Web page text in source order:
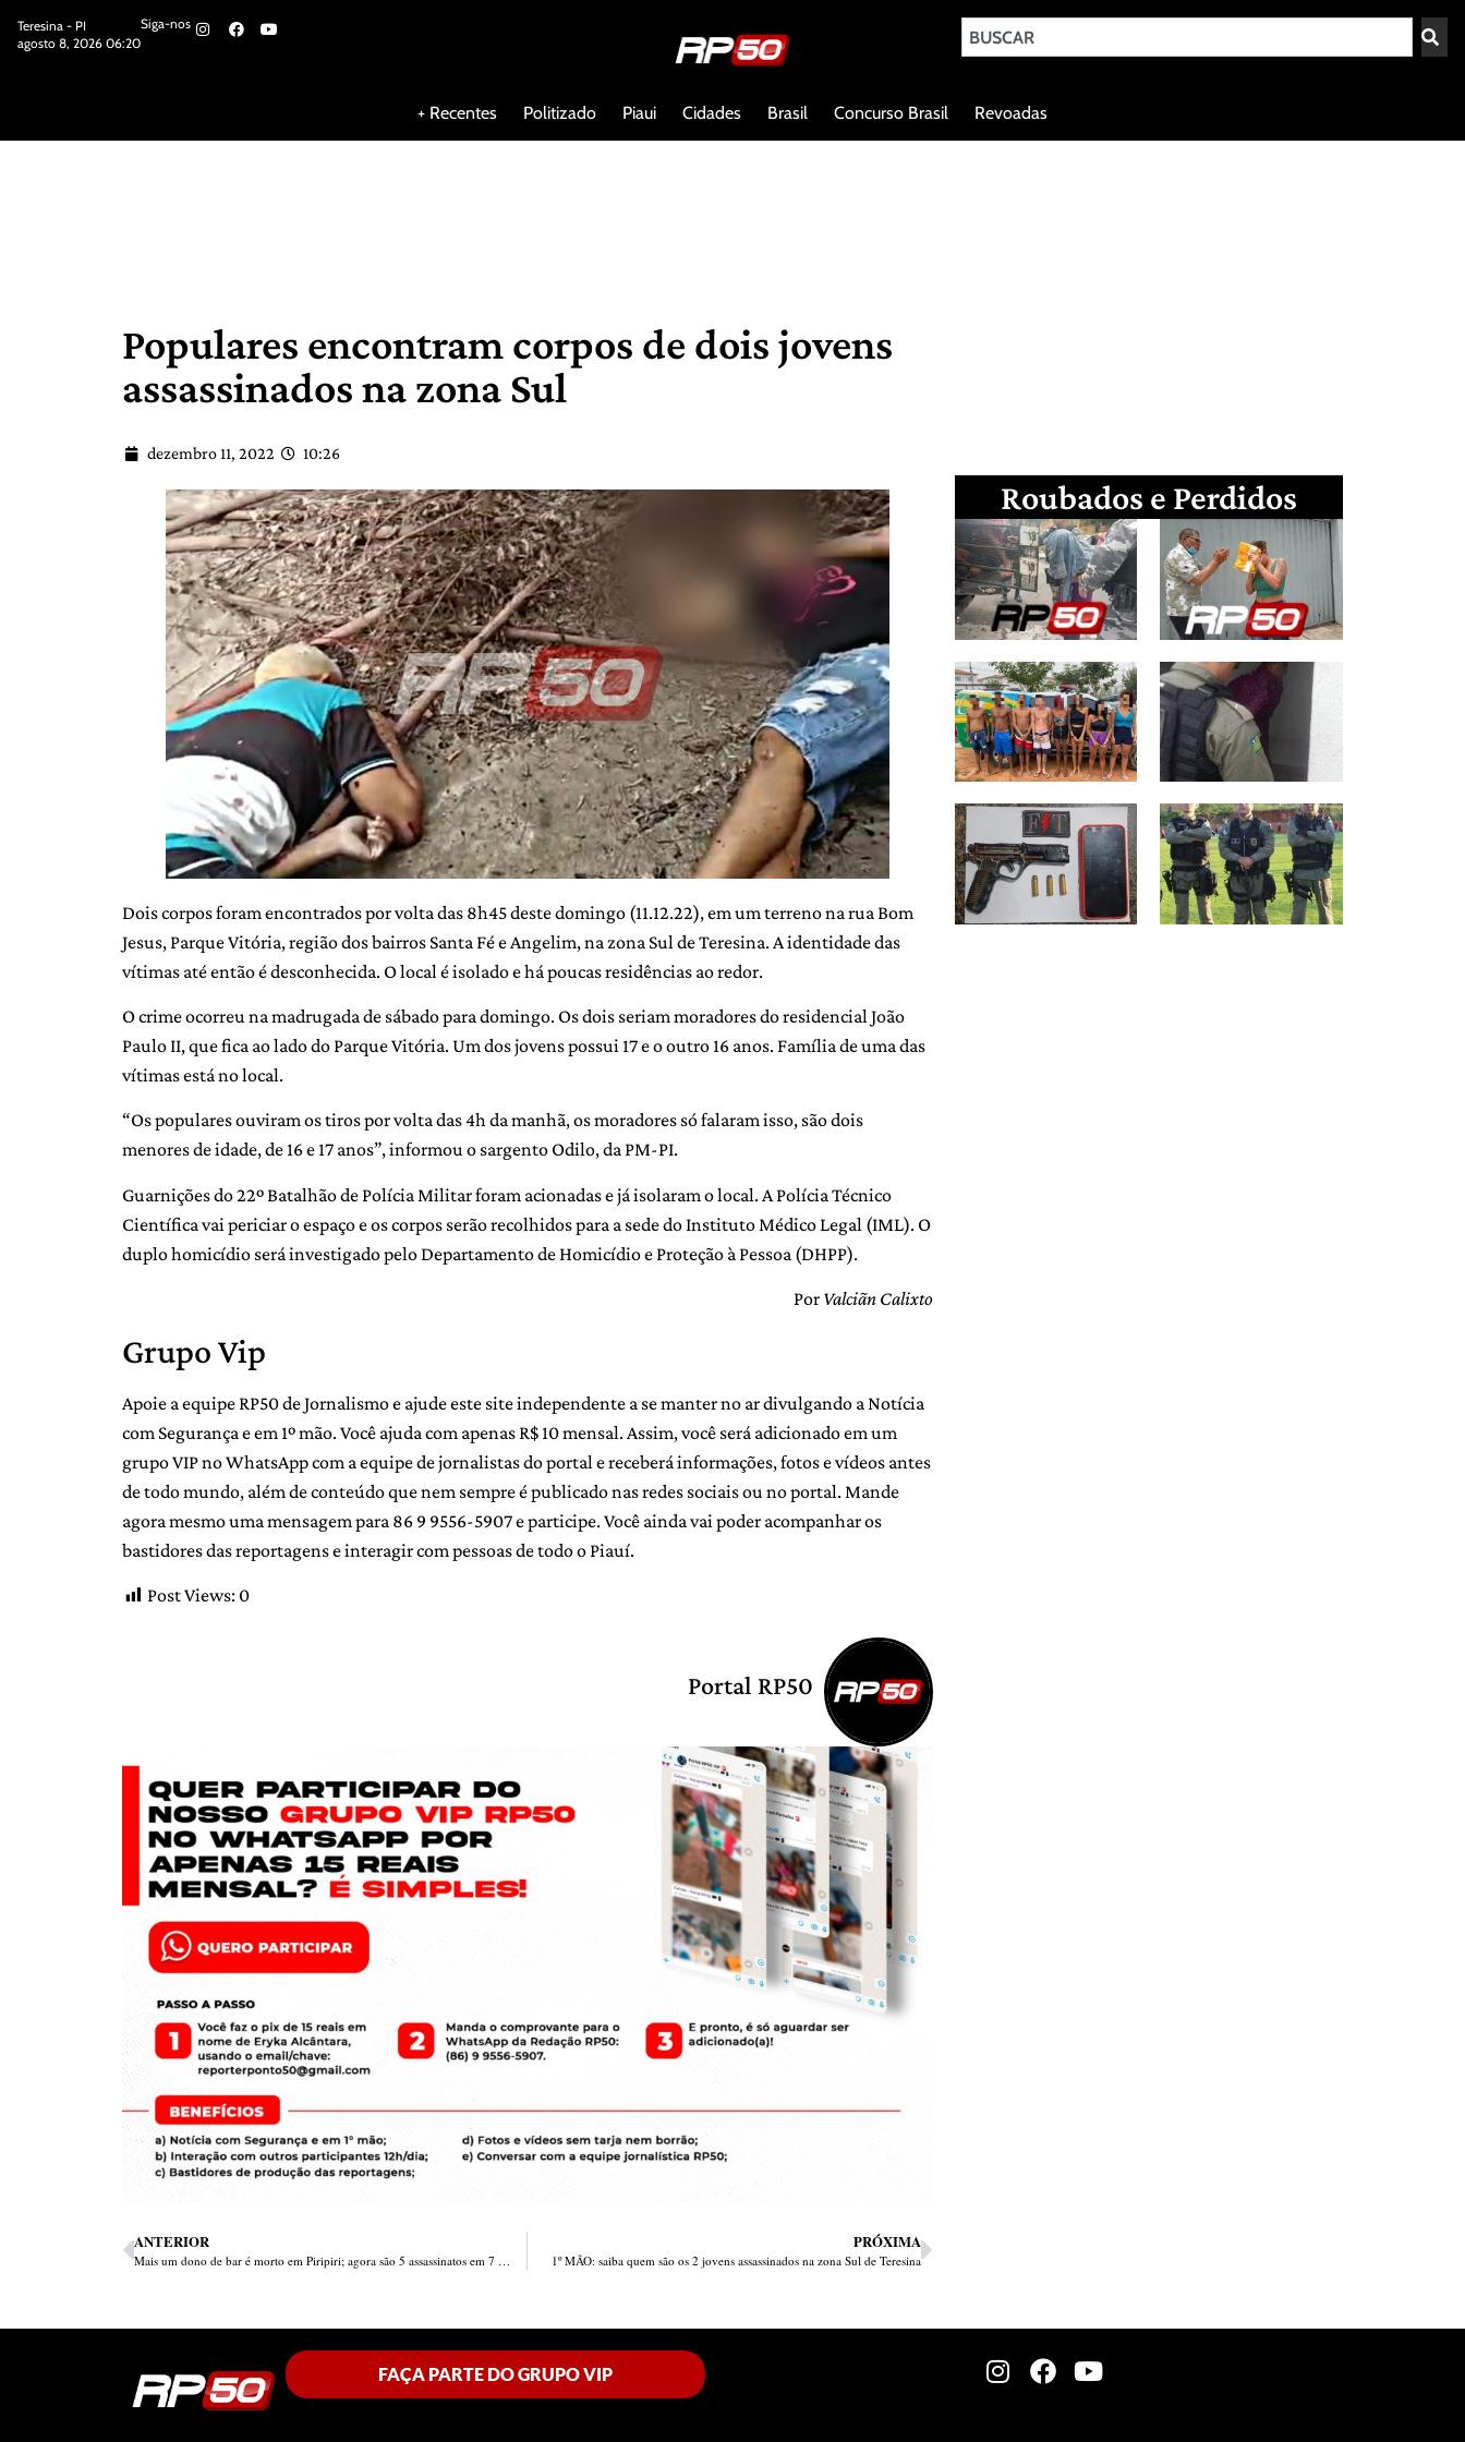
Teresina - PI
agosto 8, 2026 06:20
Siga-nos
+ Recentes Politizado Piaui Cidades Brasil Concurso Brasil Revoadas
Populares encontram corpos de dois jovens
assassinados na zona Sul
dezembro 11, 2022 10:26
Dois corpos foram encontrados por volta das 8h45 deste domingo (11.12.22), em um terreno na rua Bom
Jesus, Parque Vitória, região dos bairros Santa Fé e Angelim, na zona Sul de Teresina. A identidade das
vítimas até então é desconhecida. O local é isolado e há poucas residências ao redor.
O crime ocorreu na madrugada de sábado para domingo. Os dois seriam moradores do residencial João
Paulo II, que fica ao lado do Parque Vitória. Um dos jovens possui 17 e o outro 16 anos. Família de uma das
vítimas está no local.
“Os populares ouviram os tiros por volta das 4h da manhã, os moradores só falaram isso, são dois
menores de idade, de 16 e 17 anos”, informou o sargento Odilo, da PM-PI.
Guarnições do 22º Batalhão de Polícia Militar foram acionadas e já isolaram o local. A Polícia Técnico
Científica vai periciar o espaço e os corpos serão recolhidos para a sede do Instituto Médico Legal (IML). O
duplo homicídio será investigado pelo Departamento de Homicídio e Proteção à Pessoa (DHPP).
Por Valciãn Calixto
Grupo Vip
Apoie a equipe RP50 de Jornalismo e ajude este site independente a se manter no ar divulgando a Notícia
com Segurança e em 1º mão. Você ajuda com apenas R$ 10 mensal. Assim, você será adicionado em um
grupo VIP no WhatsApp com a equipe de jornalistas do portal e receberá informações, fotos e vídeos antes
de todo mundo, além de conteúdo que nem sempre é publicado nas redes sociais ou no portal. Mande
agora mesmo uma mensagem para 86 9 9556-5907 e participe. Você ainda vai poder acompanhar os
bastidores das reportagens e interagir com pessoas de todo o Piauí.
Post Views: 0
Portal RP50
ANTERIOR
Mais um dono de bar é morto em Piripiri; agora são 5 assassinatos em 7 dias
PRÓXIMA
1º MÃO: saiba quem são os 2 jovens assassinados na zona Sul de Teresina
Roubados e Perdidos
FAÇA PARTE DO GRUPO VIP